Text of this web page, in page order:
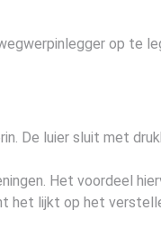
op te
De luier sluit met
Het voordeel
lijkt op het